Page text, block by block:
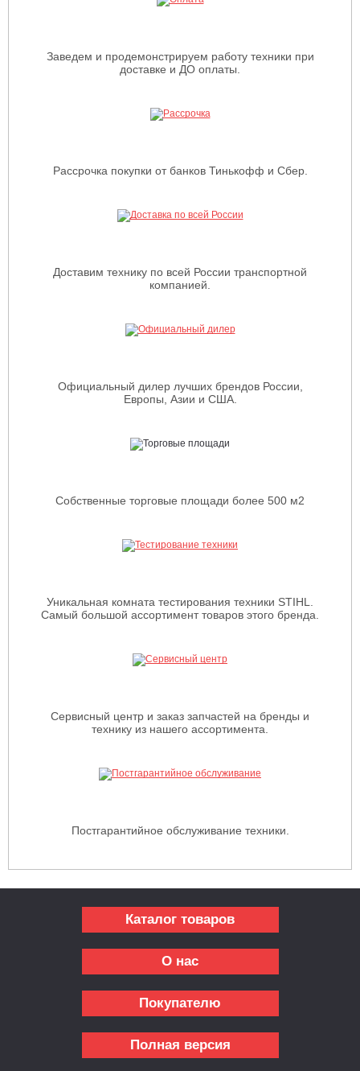
Заведем и продемонстрируем работу техники при
доставке и ДО оплаты.
Рассрочка покупки от банков Тинькофф и Сбер.
Доставим технику по всей России транспортной
компанией.
Официальный дилер лучших брендов России,
Европы, Азии и США.
Собственные торговые площади более 500 м2
Уникальная комната тестирования техники STIHL.
Самый большой ассортимент товаров этого бренда.
Сервисный центр и заказ запчастей на бренды и
технику из нашего ассортимента.
Постгарантийное обслуживание техники.
Каталог товаров
О нас
Покупателю
Полная версия